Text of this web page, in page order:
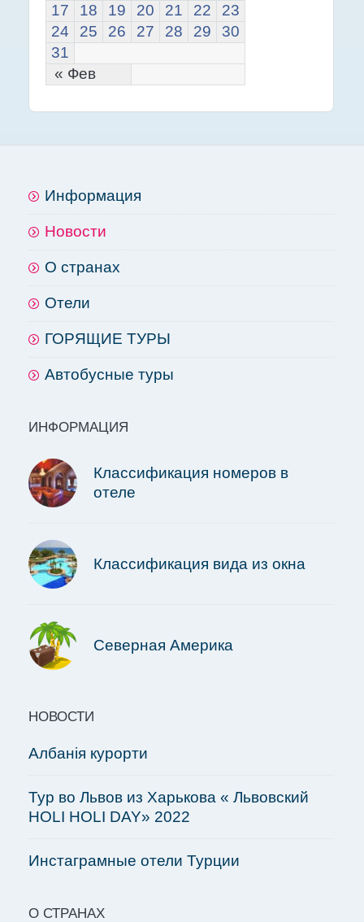
« Фев
17
18 19 20 21 22
23
24
25 26 27 28 29
30
31
Информация
Новости
О странах
Отели
ГОРЯЩИЕ ТУРЫ
Автобусные туры
ИНФОРМАЦИЯ
Классификация номеров в
отеле
Классификация вида из окна
Северная Америка
НОВОСТИ
Албанія курорти
Тур во Львов из Харькова « Львовский
HOLI HOLI DAY» 2022
Инстаграмные отели Турции
О СТРАНАХ